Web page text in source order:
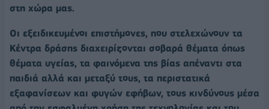
στη χώρα μας.
Οι εξειδικευμένοι επιστήμονες, που στελεχώνουν τα
Κέντρα δράσης διαχειρίζονται σοβαρά θέματα όπως
θέματα υγείας, τα φαινόμενα της βίας απέναντι στα
παιδιά αλλά και μεταξύ τους, τα περιστατικά
εξαφανίσεων και φυγών εφήβων, τους κινδύνους μέσα